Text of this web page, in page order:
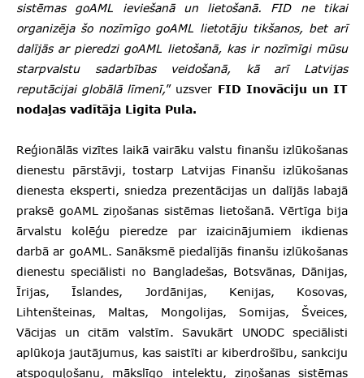
sistēmas goAML ieviešanā un lietošanā. FID ne tikai
organizēja šo nozīmīgo goAML lietotāju tikšanos, bet arī
dalījās ar pieredzi goAML lietošanā, kas ir nozīmīgi mūsu
starpvalstu sadarbības veidošanā, kā arī Latvijas
reputācijai globālā līmenī,” uzsver FID Inovāciju un IT
nodaļas vadītāja Ligita Pula.
Reģionālās vizītes laikā vairāku valstu finanšu izlūkošanas
dienestu pārstāvji, tostarp Latvijas Finanšu izlūkošanas
dienesta eksperti, sniedza prezentācijas un dalījās labajā
praksē goAML ziņošanas sistēmas lietošanā. Vērtīga bija
ārvalstu kolēģu pieredze par izaicinājumiem ikdienas
darbā ar goAML. Sanāksmē piedalījās finanšu izlūkošanas
dienestu speciālisti no Bangladešas, Botsvānas, Dānijas,
Īrijas, Īslandes, Jordānijas, Kenijas, Kosovas,
Lihtenšteinas, Maltas, Mongolijas, Somijas, Šveices,
Vācijas un citām valstīm. Savukārt UNODC speciālisti
aplūkoja jautājumus, kas saistīti ar kiberdrošību, sankciju
atspoguļošanu, mākslīgo intelektu, ziņošanas sistēmas